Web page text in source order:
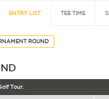
ENTRY LIST TEE TIME
ROUND
Tour.